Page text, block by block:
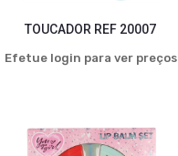
TOUCADOR REF 20007
Efetue login para ver preços